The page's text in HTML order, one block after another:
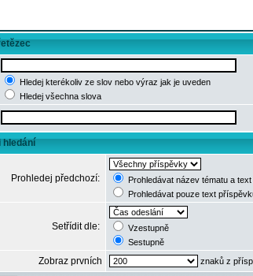
Hledej kterékoliv ze slov nebo výraz jak je uveden
Hledej všechna slova
hledání
Prohledej předchozí:
Prohledávat název tématu a
Prohledávat pouze text
Setřídit dle:
Vzestupně
Sestupně
Zobraz prvních znaků z